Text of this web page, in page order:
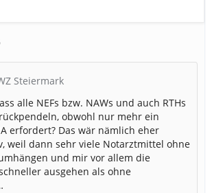
Steiermark
alle NEFs bzw. NAWs und auch RTHs
obwohl nur mehr ein
erfordert? Das wär nämlich eher
weil dann sehr viele Notarztmittel ohne
und mir vor allem die
ausgehen als ohne